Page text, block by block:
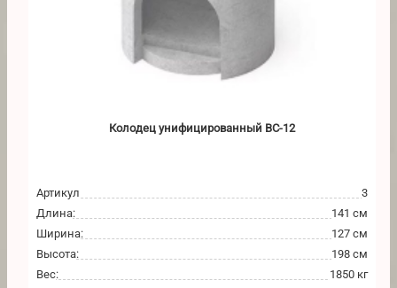
Колодец унифицированный ВС-12
Артикул
3
Длина:
141 см
Ширина:
127 см
Высота:
198 см
Вес: 1850 кг